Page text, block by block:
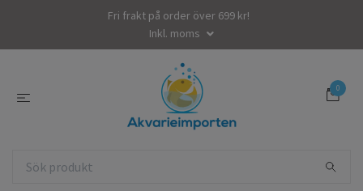
Fri frakt på order över 699 kr!
Inkl. moms
0